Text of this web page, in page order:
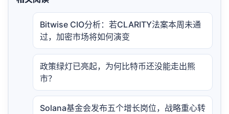
Bitwise CIO分析：若CLARITY法案本周未通
过，加密市场将如何演变
政策绿灯已亮起，为何比特币还没能走出熊
市？
Solana基金会发布五个增长岗位，战略重心转